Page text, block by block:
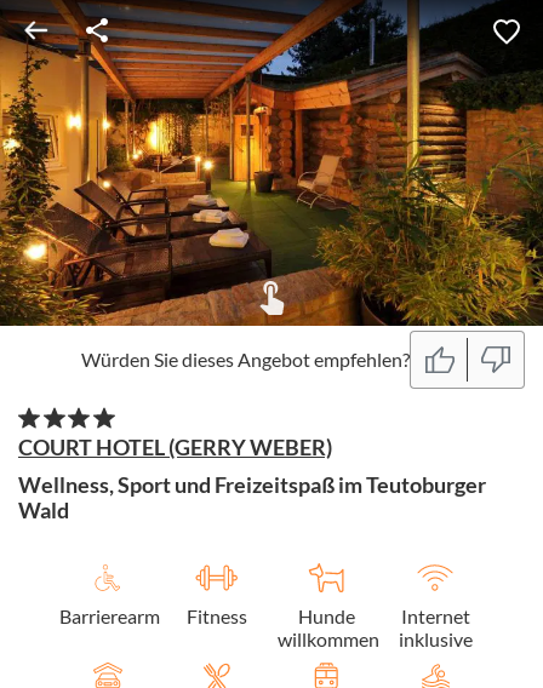
Würden Sie dieses Angebot empfehlen?
COURT HOTEL (GERRY WEBER)
Wellness, Sport und Freizeitspaß im Teutoburger
Wald
Barrierearm Fitness
Hunde
willkommen
Internet
inklusive